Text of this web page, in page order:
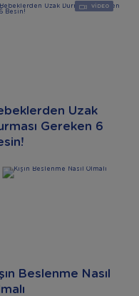
VIDEO
Uzak
Gereken 6
Beslenme Nasıl